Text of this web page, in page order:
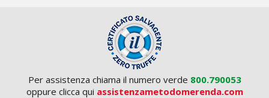
Per assistenza chiama il numero verde 800.790053
oppure clicca qui assistenzametodomerenda.com